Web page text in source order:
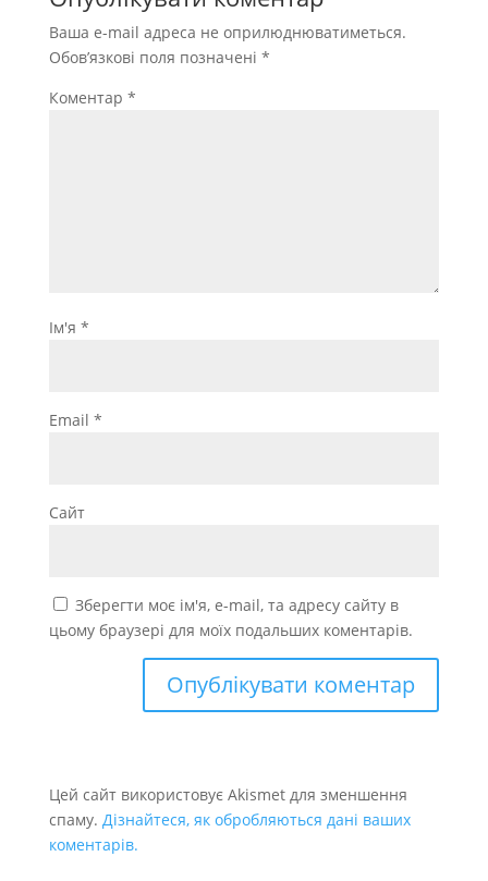
Ваша e-mail адреса не оприлюднюватиметься.
Обов’язкові поля позначені *
Коментар *
Ім'я *
Email *
Сайт
Зберегти моє ім'я, e-mail, та адресу сайту в
цьому браузері для моїх подальших коментарів.
Цей сайт використовує Akismet для зменшення
спаму. Дізнайтеся, як обробляються дані ваших
коментарів.